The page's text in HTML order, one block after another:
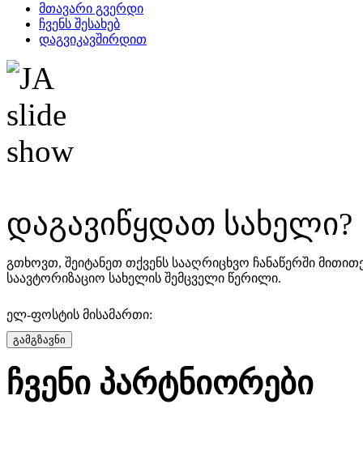
მთავარი გვერდი
ჩვენს შესახებ
დაგვიკავშირდით
დაგავიწყდათ სახელი?
გთხოვთ, შეიტანეთ თქვენს სააღრიცხვო ჩანაწერში
საავტორიზაციო სახელის შემცველი წერილი.
ელ-ფოსტის მისამართი:
გამგზავნი
ჩვენი პარტნიორები